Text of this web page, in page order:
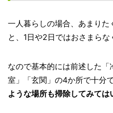
一人暮らしの場合、あまり
と、1日や2日ではおさまらな
なので基本的には前述した
室」「玄関」の4か所で十分で
ような場所も掃除してみては